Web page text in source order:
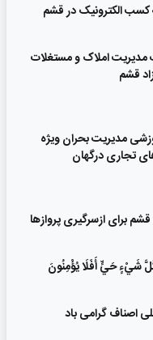
کسب الکترونیک در قشم
املاک و مستغلات
قشم
مدیریت بحران ویژه
تجاری درگهان
برای ازسرگیری پروازها
شَيْءٍ حَيٍّ أَفَلَا يُؤْمِنُونَ
اصناف گرامی باد